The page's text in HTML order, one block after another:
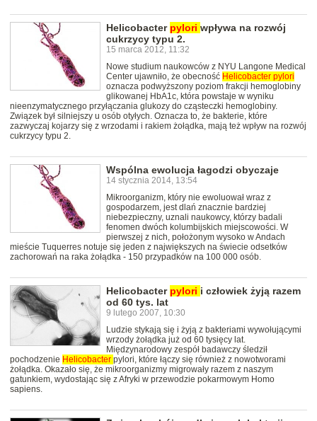
Helicobacter pylori wpływa na rozwój
cukrzycy typu 2.
15 marca 2012, 11:32
Nowe studium naukowców z NYU Langone Medical
Center ujawniło, że obecność Helicobacter pylori
oznacza podwyższony poziom frakcji hemoglobiny
glikowanej HbA1c, która powstaje w wyniku
nieenzymatycznego przyłączania glukozy do cząsteczki hemoglobiny.
Związek był silniejszy u osób otyłych. Oznacza to, że bakterie, które
zazwyczaj kojarzy się z wrzodami i rakiem żołądka, mają też wpływ na rozwój
cukrzycy typu 2.
Wspólna ewolucja łagodzi obyczaje
14 stycznia 2014, 13:54
Mikroorganizm, który nie ewoluował wraz z
gospodarzem, jest dlań znacznie bardziej
niebezpieczny, uznali naukowcy, którzy badali
fenomen dwóch kolumbijskich miejscowości. W
pierwszej z nich, położonym wysoko w Andach
mieście Tuquerres notuje się jeden z największych na świecie odsetków
zachorowań na raka żołądka - 150 przypadków na 100 000 osób.
Helicobacter pylori i człowiek żyją razem
od 60 tys. lat
9 lutego 2007, 10:30
Ludzie stykają się i żyją z bakteriami wywołującymi
wrzody żołądka już od 60 tysięcy lat.
Międzynarodowy zespół badawczy śledził
pochodzenie Helicobacter pylori, które łączy się również z nowotworami
żołądka. Okazało się, że mikroorganizmy migrowały razem z naszym
gatunkiem, wydostając się z Afryki w przewodzie pokarmowym Homo
sapiens.